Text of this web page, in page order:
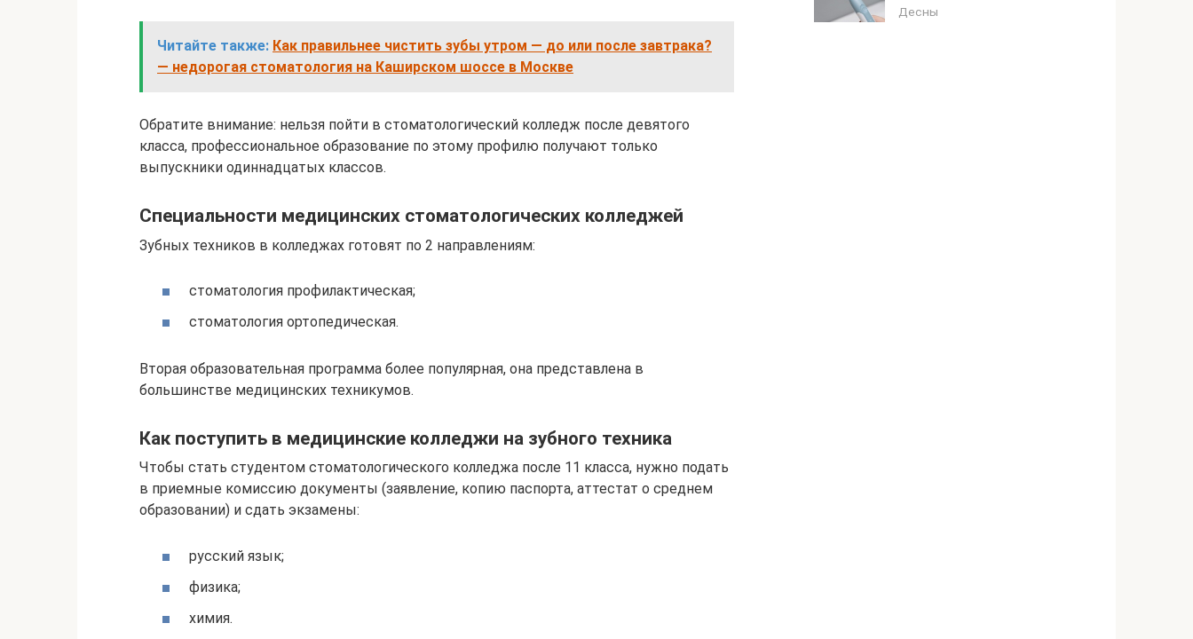
Читайте также: Как правильнее чистить зубы утром — до или после завтрака?
— недорогая стоматология на Каширском шоссе в Москве
Обратите внимание: нельзя пойти в стоматологический колледж после девятого
класса, профессиональное образование по этому профилю получают только
выпускники одиннадцатых классов.
Специальности медицинских стоматологических колледжей
Зубных техников в колледжах готовят по 2 направлениям:
стоматология профилактическая;
стоматология ортопедическая.
Вторая образовательная программа более популярная, она представлена в
большинстве медицинских техникумов.
Как поступить в медицинские колледжи на зубного техника
Чтобы стать студентом стоматологического колледжа после 11 класса, нужно подать
в приемные комиссию документы (заявление, копию паспорта, аттестат о среднем
образовании) и сдать экзамены:
русский язык;
физика;
химия.
Десны